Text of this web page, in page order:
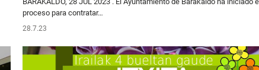
proceso para contratar…
28.7.23